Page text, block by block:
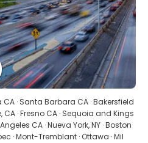
Ver· Santa Barbara CA · Bakersfield
· Fresno CA · Sequoia and Kings
CA · Nueva York, NY · Boston
· Mont-Tremblant · Ottawa · Mil